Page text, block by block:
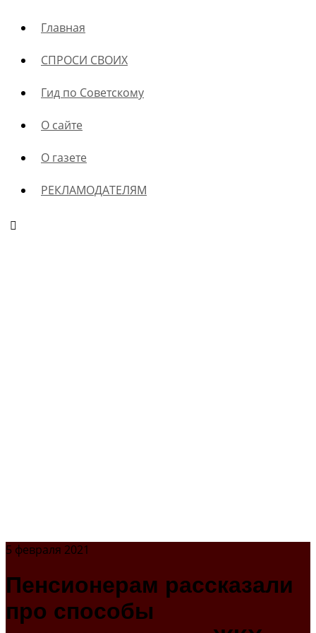
Главная
СПРОСИ СВОИХ
Гид по Советскому
О сайте
О газете
РЕКЛАМОДАТЕЛЯМ
5 февраля 2021
Пенсионерам рассказали
про способы